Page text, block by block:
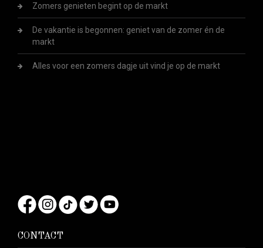
Zomers genieten begint op de markt
De vakantie is begonnen: geniet van de zomer én de
markt
Alles voor een zomers dagje uit vind je op de markt
CONTACT